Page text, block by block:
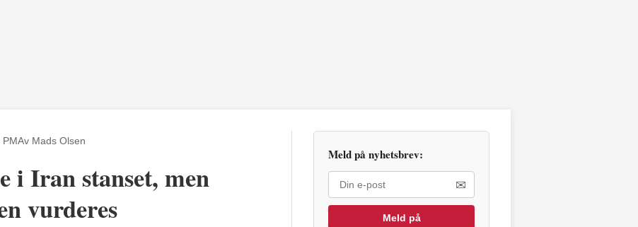
PMAv Mads Olsen
i Iran stanset, men
vurderes
Meld på nyhetsbrev:
✉
Meld på